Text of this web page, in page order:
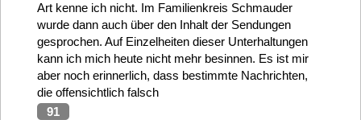
Art kenne ich nicht. Im Familienkreis Schmauder
wurde dann auch über den Inhalt der Sendungen
gesprochen. Auf Einzelheiten dieser Unterhaltungen
kann ich mich heute nicht mehr besinnen. Es ist mir
aber noch erinnerlich, dass bestimmte Nachrichten,
die offensichtlich falsch
91